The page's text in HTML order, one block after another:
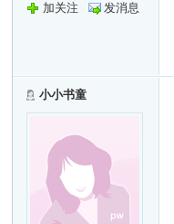
加关注 发消息
小小书童